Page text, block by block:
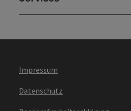
Impressum
Datenschutz